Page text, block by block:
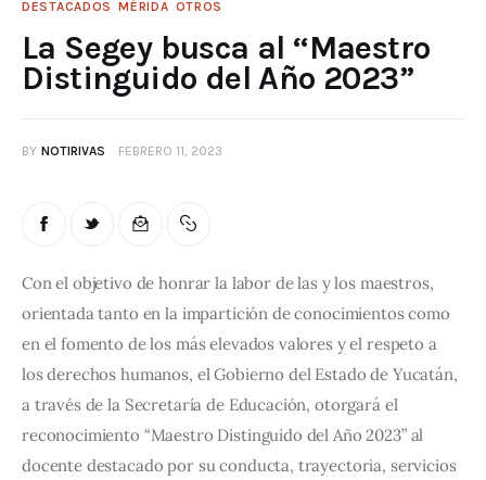
DESTACADOS MÉRIDA OTROS
La Segey busca al “Maestro
Distinguido del Año 2023”
BY NOTIRIVAS FEBRERO 11, 2023
Con el objetivo de honrar la labor de las y los maestros,
orientada tanto en la impartición de conocimientos como
en el fomento de los más elevados valores y el respeto a
los derechos humanos, el Gobierno del Estado de Yucatán,
a través de la Secretaría de Educación, otorgará el
reconocimiento “Maestro Distinguido del Año 2023” al
docente destacado por su conducta, trayectoria, servicios